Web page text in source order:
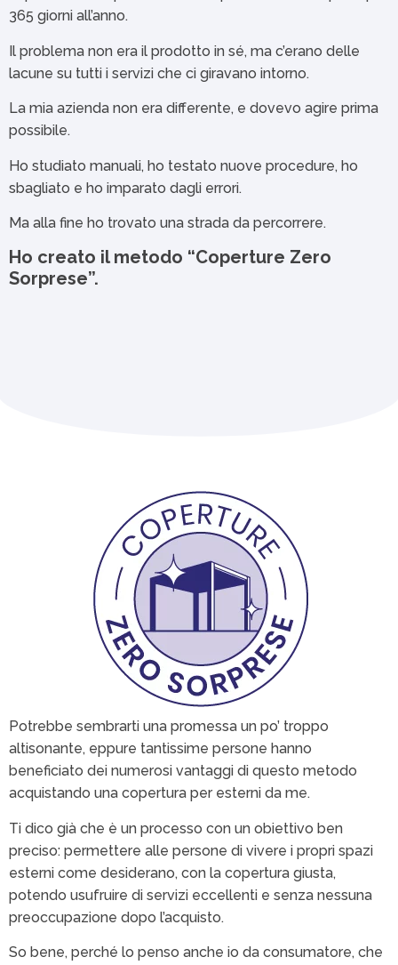
365 giorni all’anno.
Il problema non era il prodotto in sé, ma c’erano delle
lacune su tutti i servizi che ci giravano intorno.
La mia azienda non era differente, e dovevo agire prima
possibile.
Ho studiato manuali, ho testato nuove procedure, ho
sbagliato e ho imparato dagli errori.
Ma alla fine ho trovato una strada da percorrere.
Ho creato il metodo “Coperture Zero
Sorprese”.
Potrebbe sembrarti una promessa un po’ troppo
altisonante, eppure tantissime persone hanno
beneficiato dei numerosi vantaggi di questo metodo
acquistando una copertura per esterni da me.
Ti dico già che è un processo con un obiettivo ben
preciso: permettere alle persone di vivere i propri spazi
esterni come desiderano, con la copertura giusta,
potendo usufruire di servizi eccellenti e senza nessuna
preoccupazione dopo l’acquisto.
So bene, perché lo penso anche io da consumatore, che